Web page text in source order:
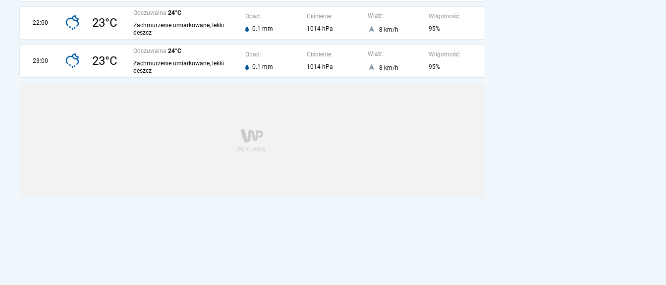
22:00 23°C
Odczuwalna 24°C
Zachmurzenie umiarkowane, lekki
deszcz
Opad:
0.1 mm
Ciśnienie:
1014 hPa
Wiatr:
8 km/h
Wilgotność:
95%
23:00 23°C
Odczuwalna 24°C
Zachmurzenie umiarkowane, lekki
deszcz
Opad:
0.1 mm
Ciśnienie:
1014 hPa
Wiatr:
8 km/h
Wilgotność:
95%